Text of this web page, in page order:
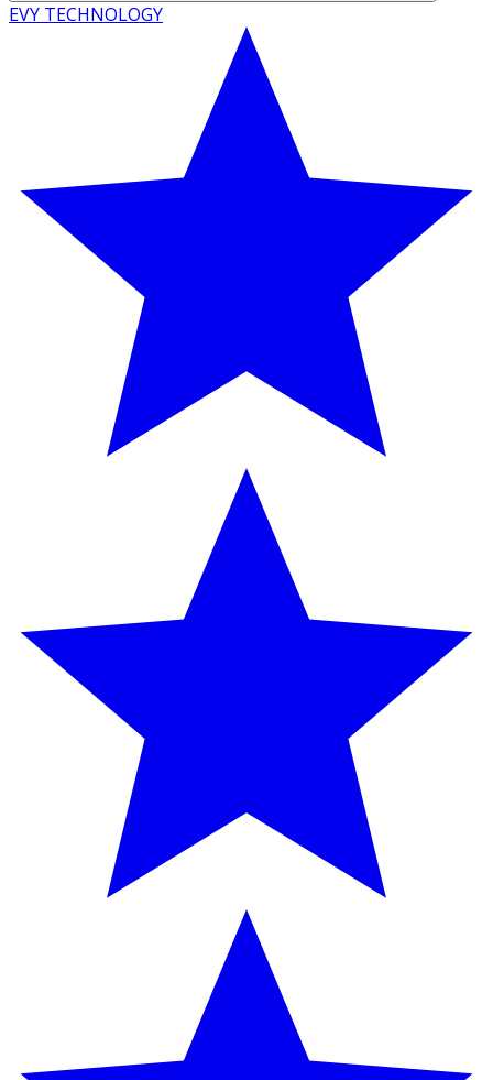
EVY TECHNOLOGY